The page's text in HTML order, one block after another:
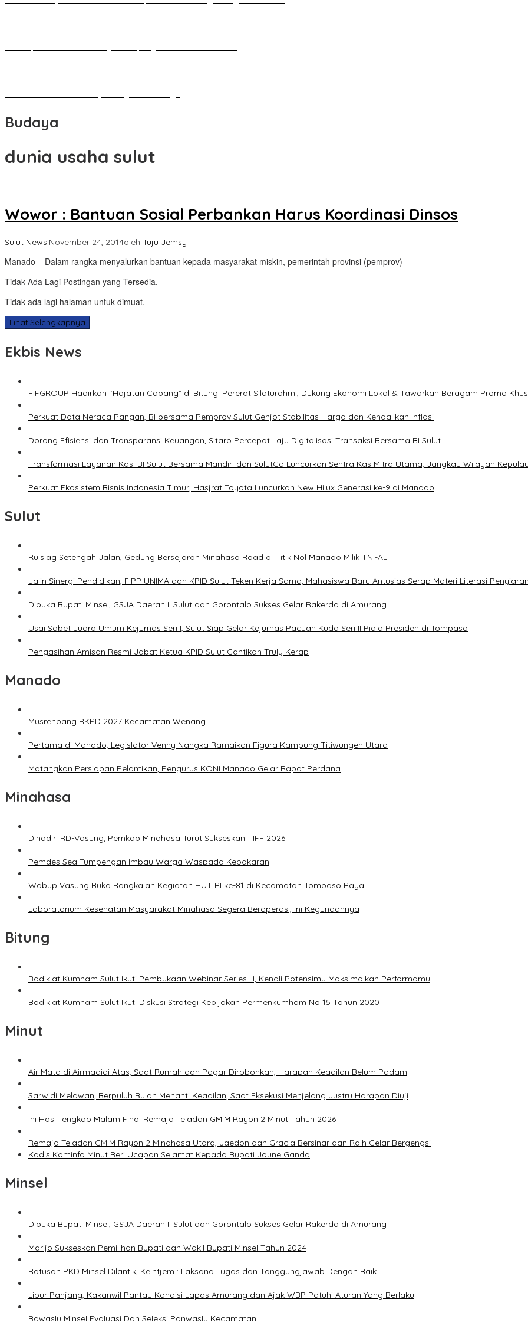
Budaya
dunia usaha sulut
Wowor : Bantuan Sosial Perbankan Harus Koordinasi Dinsos
Sulut News|November 24, 2014oleh Tuju Jemsy
Manado – Dalam rangka menyalurkan bantuan kepada masyarakat miskin, pemerintah provinsi (pemprov)
Tidak Ada Lagi Postingan yang Tersedia.
Tidak ada lagi halaman untuk dimuat.
Lihat Selengkapnya
Ekbis News
FIFGROUP Hadirkan “Hajatan Cabang” di Bitung: Pererat Silaturahmi, Dukung Ekonomi Lokal & Tawarkan Beragam Promo
Perkuat Data Neraca Pangan, BI bersama Pemprov Sulut Genjot Stabilitas Harga dan Kendalikan Inflasi
Dorong Efisiensi dan Transparansi Keuangan, Sitaro Percepat Laju Digitalisasi Transaksi Bersama BI Sulut
Transformasi Layanan Kas: BI Sulut Bersama Mandiri dan SulutGo Luncurkan Sentra Kas Mitra Utama, Jangkau Wilayah
Perkuat Ekosistem Bisnis Indonesia Timur, Hasjrat Toyota Luncurkan New Hilux Generasi ke-9 di Manado
Sulut
Ruislag Setengah Jalan, Gedung Bersejarah Minahasa Raad di Titik Nol Manado Milik TNI-AL
Jalin Sinergi Pendidikan, FIPP UNIMA dan KPID Sulut Teken Kerja Sama; Mahasiswa Baru Antusias Serap Materi Literasi Penyiaran
Dibuka Bupati Minsel, GSJA Daerah II Sulut dan Gorontalo Sukses Gelar Rakerda di Amurang
Usai Sabet Juara Umum Kejurnas Seri I, Sulut Siap Gelar Kejurnas Pacuan Kuda Seri II Piala Presiden di Tompaso
Pengasihan Amisan Resmi Jabat Ketua KPID Sulut Gantikan Truly Kerap
Manado
Musrenbang RKPD 2027 Kecamatan Wenang
Pertama di Manado, Legislator Venny Nangka Ramaikan Figura Kampung Titiwungen Utara
Matangkan Persiapan Pelantikan, Pengurus KONI Manado Gelar Rapat Perdana
Minahasa
Dihadiri RD-Vasung, Pemkab Minahasa Turut Sukseskan TIFF 2026
Pemdes Sea Tumpengan Imbau Warga Waspada Kebakaran
Wabup Vasung Buka Rangkaian Kegiatan HUT RI ke-81 di Kecamatan Tompaso Raya
Laboratorium Kesehatan Masyarakat Minahasa Segera Beroperasi, Ini Kegunaannya
Bitung
Badiklat Kumham Sulut Ikuti Pembukaan Webinar Series III, Kenali Potensimu Maksimalkan Performamu
Badiklat Kumham Sulut Ikuti Diskusi Strategi Kebijakan Permenkumham No 15 Tahun 2020
Minut
Air Mata di Airmadidi Atas, Saat Rumah dan Pagar Dirobohkan, Harapan Keadilan Belum Padam
Sarwidi Melawan, Berpuluh Bulan Menanti Keadilan, Saat Eksekusi Menjelang Justru Harapan Diuji
Ini Hasil lengkap Malam Final Remaja Teladan GMIM Rayon 2 Minut Tahun 2026
Remaja Teladan GMIM Rayon 2 Minahasa Utara, Jaedon dan Gracia Bersinar dan Raih Gelar Bergengsi
Kadis Kominfo Minut Beri Ucapan Selamat Kepada Bupati Joune Ganda
Minsel
Dibuka Bupati Minsel, GSJA Daerah II Sulut dan Gorontalo Sukses Gelar Rakerda di Amurang
Marijo Sukseskan Pemilihan Bupati dan Wakil Bupati Minsel Tahun 2024
Ratusan PKD Minsel Dilantik, Keintjem : Laksana Tugas dan Tanggungjawab Dengan Baik
Libur Panjang, Kakanwil Pantau Kondisi Lapas Amurang dan Ajak WBP Patuhi Aturan Yang Berlaku
Bawaslu Minsel Evaluasi Dan Seleksi Panwaslu Kecamatan